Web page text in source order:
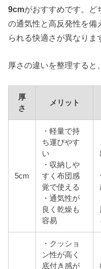
9cmがおすすめです。ど
の通気性と高反発性を備
られる快適さが異なりま
厚さの違いを整理すると
厚
さ
メリット
5cm
・軽量で持
ち運びやす
い
・収納しや
すく布団感
覚で使える
・通気性が
良く乾燥も
容易
・クッショ
ン性が高く
底付き感が